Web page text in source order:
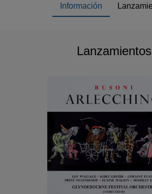
Información
Lanzamientos